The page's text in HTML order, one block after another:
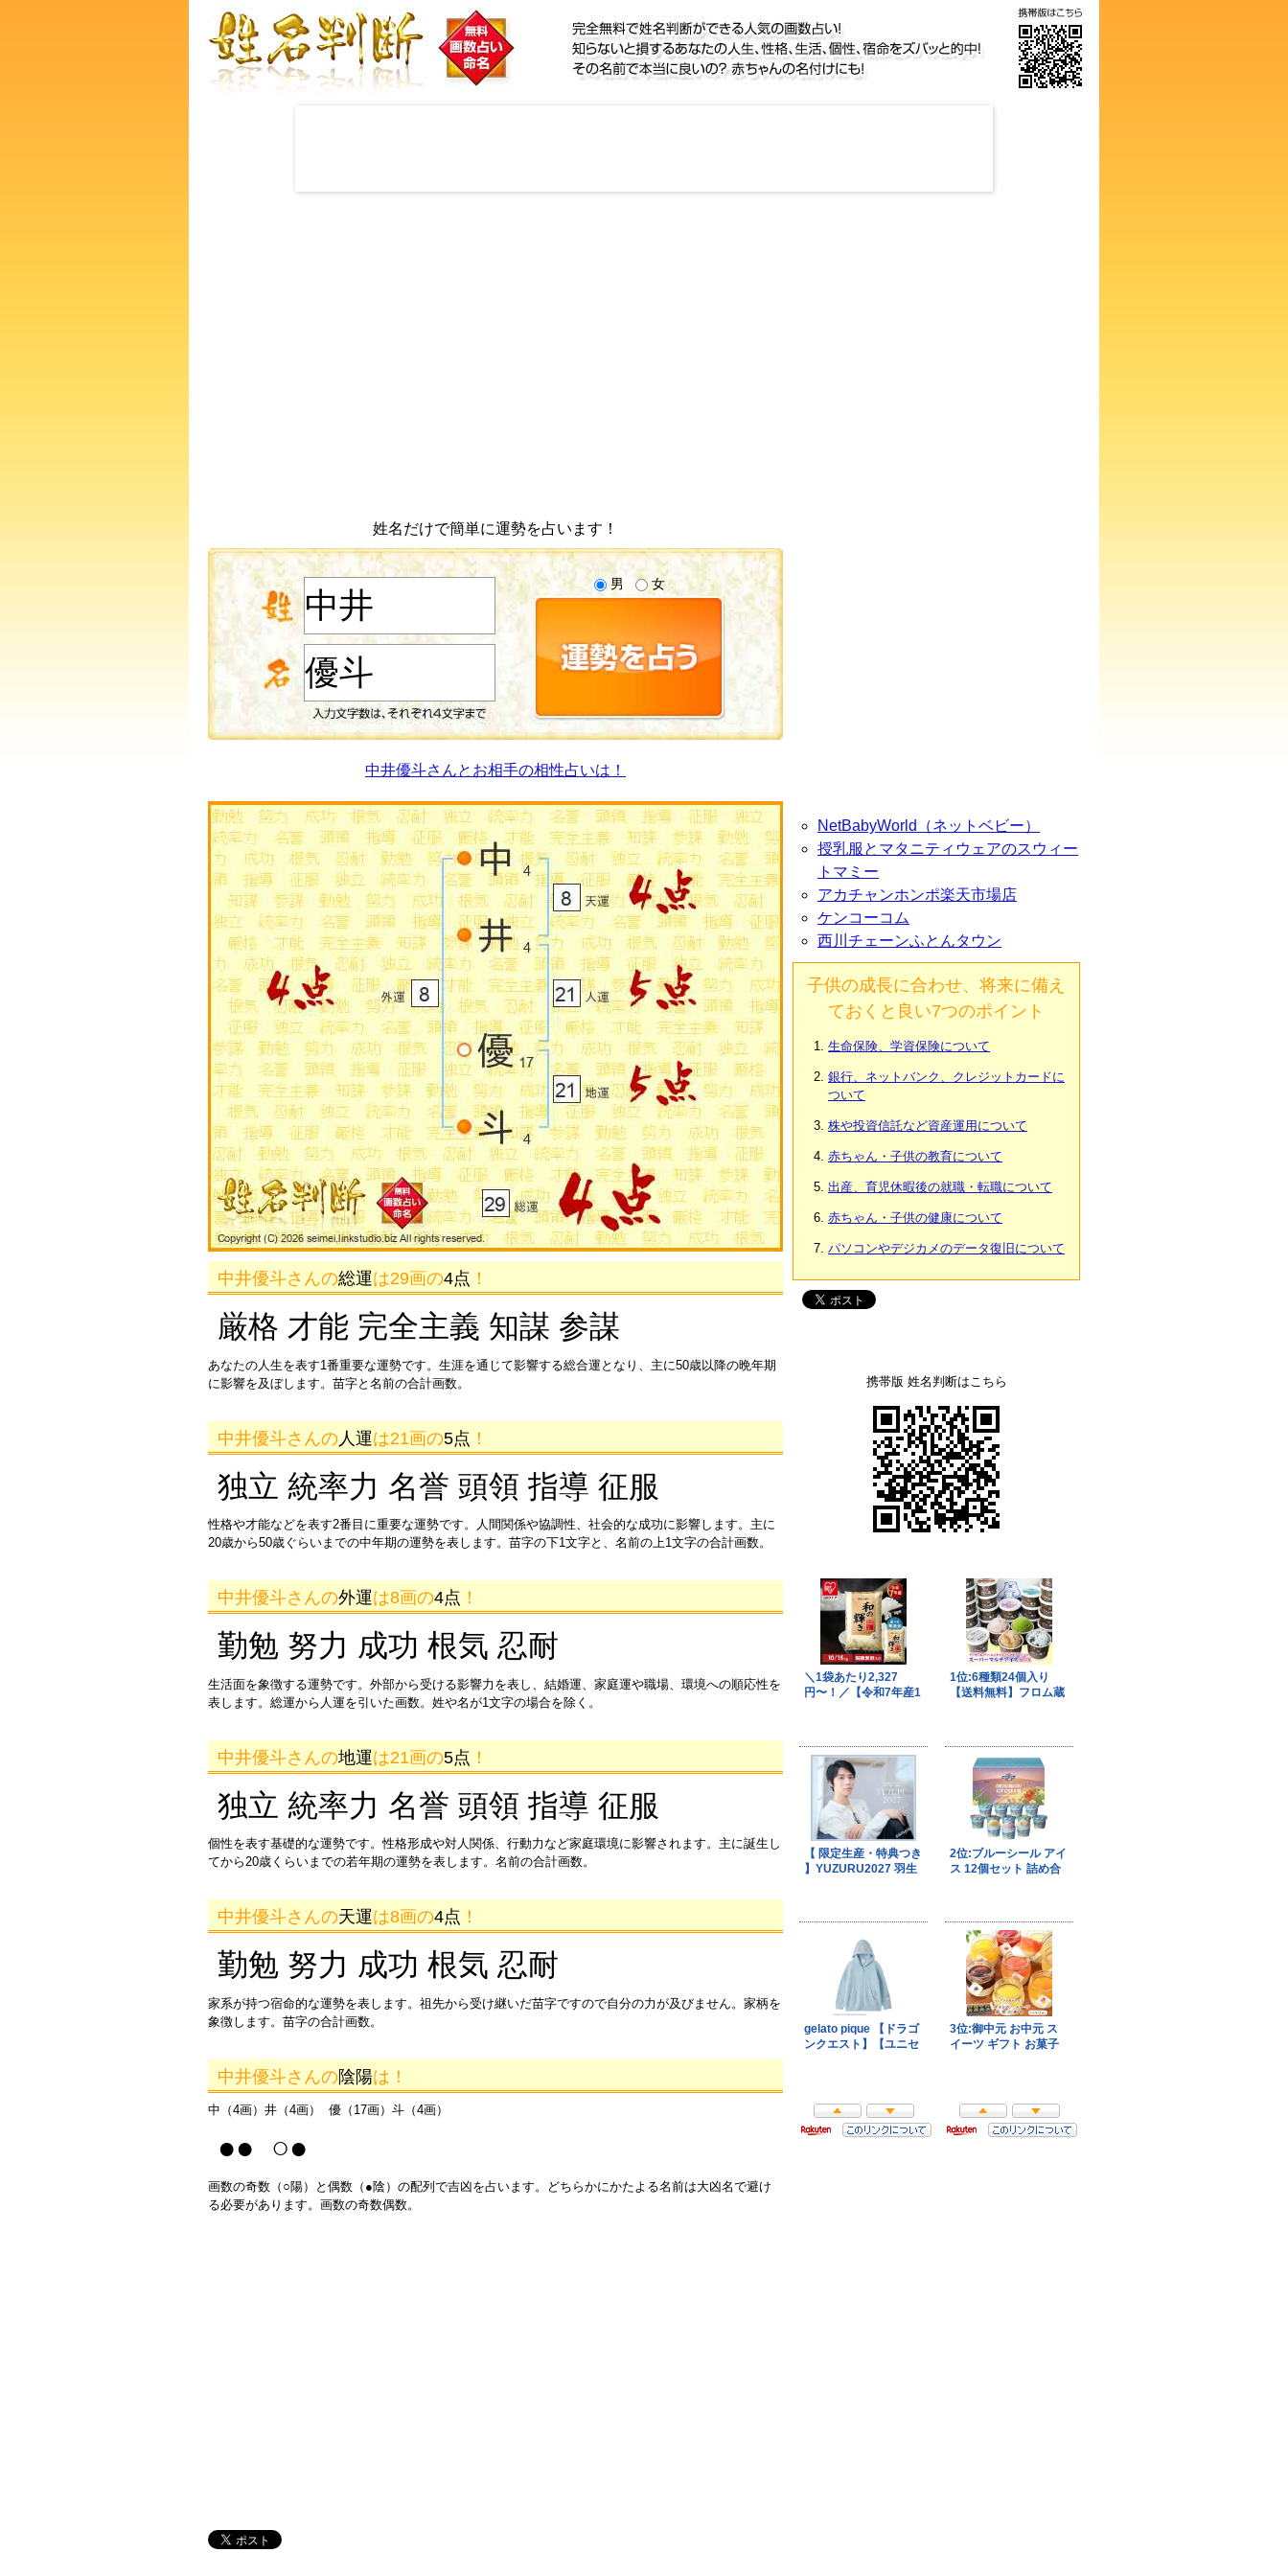
姓名だけで簡単に運勢を占います！
男 女
中井優斗さんとお相手の相性占いは！
中井優斗さんの総運は29画の4点 ！
厳格 才能 完全主義 知謀 参謀
あなたの人生を表す1番重要な運勢です。生涯を通じて影響する総合運となり、主に50歳以降の晩年期
に影響を及ぼします。苗字と名前の合計画数。
中井優斗さんの 人運は21画の5点 ！
独立 統率力 名誉 頭領 指導 征服
性格や才能などを表す2番目に重要な運勢です。人間関係や協調性、社会的な成功に影響します。主に
20歳から50歳ぐらいまでの中年期の運勢を表します。苗字の下1文字と、名前の上1文字の合計画数。
中井優斗さんの外運は8画の4点 ！
勤勉 努力 成功 根気 忍耐
生活面を象徴する運勢です。外部から受ける影響力を表し、結婚運、家庭運や職場、環境への順応性を
表します。総運から人運を引いた画数。姓や名が1文字の場合を除く。
中井優斗さんの地運は21画の5点 ！
独立 統率力 名誉 頭領 指導 征服
個性を表す基礎的な運勢です。性格形成や対人関係、行動力など家庭環境に影響されます。主に誕生し
てから20歳くらいまでの若年期の運勢を表します。名前の合計画数。
中井優斗さんの天運は8画の4点 ！
勤勉 努力 成功 根気 忍耐
家系が持つ宿命的な運勢を表します。祖先から受け継いだ苗字ですので自分の力が及びません。家柄を
象徴します。苗字の合計画数。
中井優斗さんの陰陽は！
中（4画）井（4画） 優（17画）斗（4画）
●● ○●
画数の奇数（○陽）と偶数（●陰）の配列で吉凶を占います。どちらかにかたよる名前は大凶名で避け
る必要があります。画数の奇数偶数。
NetBabyWorld（ネットベビー）
授乳服とマタニティウェアのスウィー
トマミー
アカチャンホンポ楽天市場店
ケンコーコム
西川チェーンふとんタウン
子供の成長に合わせ、将来に備え
ておくと良い7つのポイント
生命保険、学資保険について
銀行、ネットバンク、クレジットカードに
ついて
株や投資信託など資産運用について
赤ちゃん・子供の教育について
出産、育児休暇後の就職・転職について
赤ちゃん・子供の健康について
パソコンやデジカメのデータ復旧について
携帯版 姓名判断はこちら